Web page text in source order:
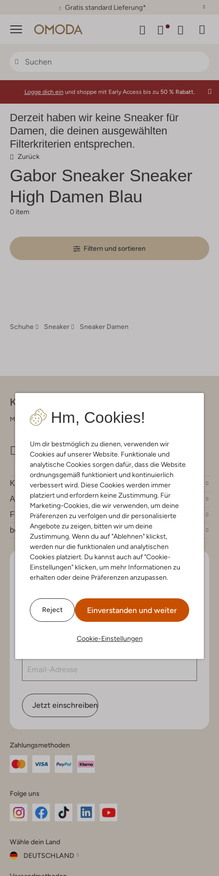
30 Tage Rückgaberecht
Menü
Hm, Cookies!
Um dir bestmöglich zu dienen, verwenden wir
Cookies auf unserer Website. Funktionale und
analytische Cookies sorgen dafür, dass die Website
ordnungsgemäß funktioniert und kontinuierlich
verbessert wird. Diese Cookies werden immer
platziert und erfordern keine Zustimmung. Für
Marketing-Cookies, die wir verwenden, um deine
Präferenzen zu verfolgen und dir personalisierte
Angebote zu zeigen, bitten wir um deine
Zustimmung. Wenn du auf "Ablehnen" klickst,
werden nur die funktionalen und analytischen
Cookies platziert. Du kannst auch auf "Cookie-
Einstellungen" klicken, um mehr Informationen zu
erhalten oder deine Präferenzen anzupassen.
Reject Einverstanden und weiter
Cookie-Einstellungen
Logge dich ein und shoppe mit Early Access bis zu 50 % Rabatt.
Derzeit haben wir keine Sneaker für
Damen, die deinen ausgewählten
Filterkriterien entsprechen.
Zurück
Gabor Sneaker Sneaker
High Damen Blau
0 item
Filtern und sortieren
Schuhe Sneaker Sneaker Damen
Kontakt
Montag - Freitag 09:00 - 17:00 uur
info@omoda.de
Kundenservice
Account
Fashion News
bei Omoda
Lass uns in Kontakt bleiben
exklusiven Angeboten, nur für dich. Abonniere den
Newsletter und gewinne einen Einkaufsgutschein im
Wert von €150.
Jetzt einschreiben
Zahlungsmethoden
Folge uns
Instagram
Facebook
TikTok
Wähle dein Land
DEUTSCHLAND